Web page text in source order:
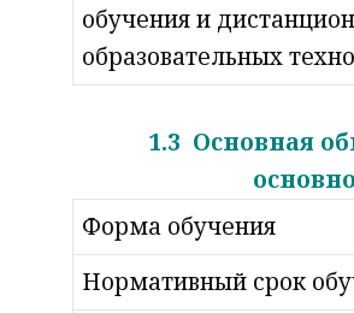
обучения и
образовательных
1.3 Основная
Форма обучения
Нормативный срок